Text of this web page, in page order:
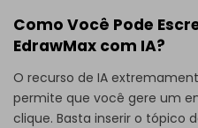
Como Você Pode
EdrawMax com IA?
O recurso de IA
permite que você gere um
clique. Basta inserir o tópico